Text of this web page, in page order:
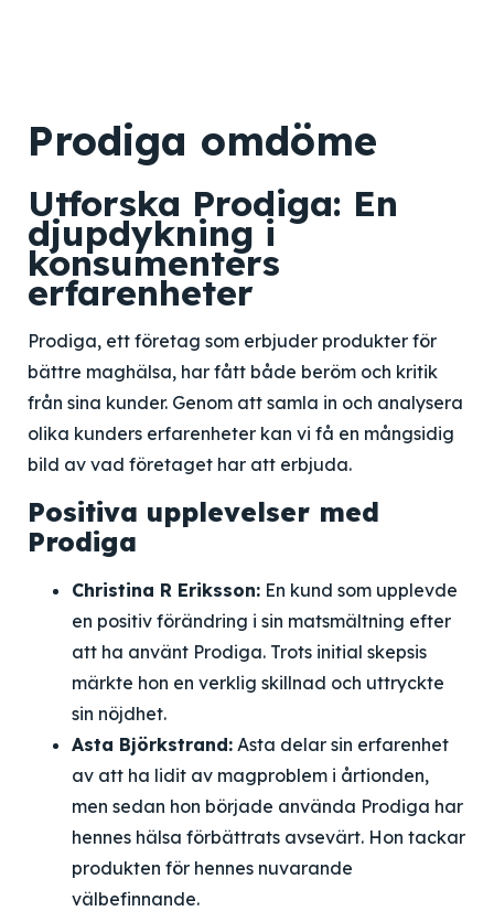
Prodiga omdöme
Utforska Prodiga: En
djupdykning i
konsumenters
erfarenheter
Prodiga, ett företag som erbjuder produkter för
bättre maghälsa, har fått både beröm och kritik
från sina kunder. Genom att samla in och analysera
olika kunders erfarenheter kan vi få en mångsidig
bild av vad företaget har att erbjuda.
Positiva upplevelser med
Prodiga
Christina R Eriksson: En kund som upplevde
en positiv förändring i sin matsmältning efter
att ha använt Prodiga. Trots initial skepsis
märkte hon en verklig skillnad och uttryckte
sin nöjdhet.
Asta Björkstrand: Asta delar sin erfarenhet
av att ha lidit av magproblem i årtionden,
men sedan hon började använda Prodiga har
hennes hälsa förbättrats avsevärt. Hon tackar
produkten för hennes nuvarande
välbefinnande.